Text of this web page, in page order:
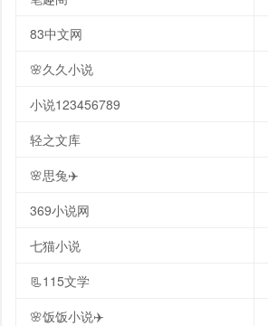
83中文网
🌸久久小说
小说123456789
轻之文库
🌸思兔✈️
369小说网
七猫小说
📃115文学
🌸饭饭小说✈️